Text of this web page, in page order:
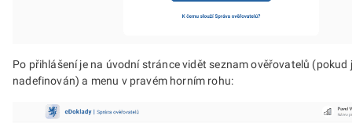
Po přihlášení je na úvodní stránce vidět seznam ověřovatelů (pokud
nadefinován) a menu v pravém horním rohu: